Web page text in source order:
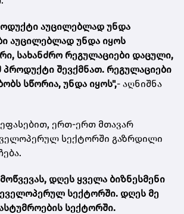
აუცილებლად უნდა
აუცილებლად უნდა იყოს
სახანძრო რეგულაციები დაცული,
პროდუქტი შევქმნათ. რეგულაციები
სწორია, უნდა იყოს",- აღნიშნა
ერთ-ერთ მთავარ
სექტორში გაზრდილი
დღეს ყველა ბიზნესმენი
სექტორში. დღეს მე
სექტორში.